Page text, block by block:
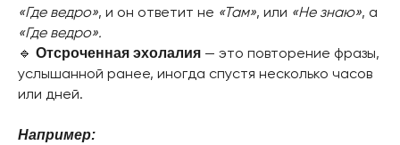
«Где ведро», и он ответит не «Там», или «Не знаю», а
«Где ведро».
🔹 Отсроченная эхолалия — это повторение фразы,
услышанной ранее, иногда спустя несколько часов
или дней.
Например: